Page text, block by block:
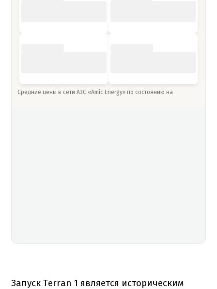
Средние цены в сети АЗС «Amic Energy» по состоянию на
Запуск Terran 1 является историческим